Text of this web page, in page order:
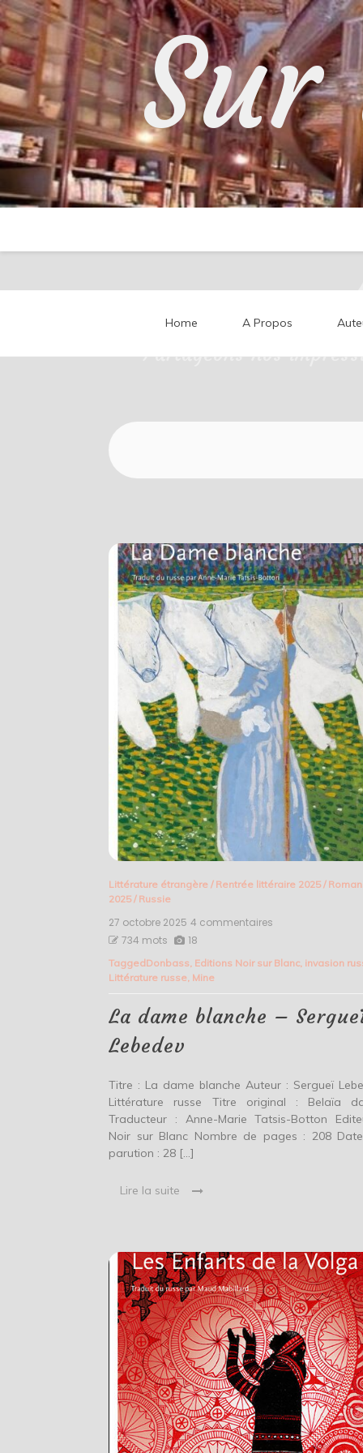
Skip
to
content
Partageons nos
Home A Propos
Littérature étrangère / Rentrée littéraire 2025/
2025/ Russie
27 octobre 2025 4 commentaires
blanche
Lebedev
734 mots 18
TaggedDonbass, Editions Noir sur Blanc, invasion
Littérature russe, Mine
La dame blanche –
Lebedev
Titre : La dame blanche Auteur : Sergueï
Littérature russe Titre original : Belaïa
Traducteur : Anne-Marie Tatsis-Botton
Noir sur Blanc Nombre de pages : 208
parution : 28 […]
Lire la suite